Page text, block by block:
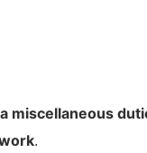
miscellaneous
.